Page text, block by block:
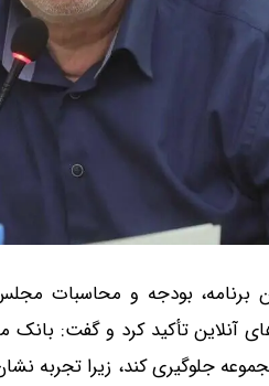
برنامه، بودجه و محاسبات
آنلاین تأکید کرد و گفت:
جلوگیری کند، زیرا تجربه